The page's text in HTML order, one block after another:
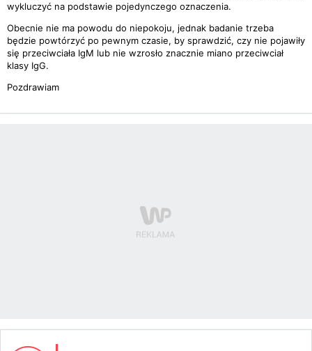
wykluczyć na podstawie pojedynczego oznaczenia.
Obecnie nie ma powodu do niepokoju, jednak badanie trzeba
będzie powtórzyć po pewnym czasie, by sprawdzić, czy nie pojawiły
się przeciwciała IgM lub nie wzrosło znacznie miano przeciwciał
klasy IgG.
Pozdrawiam